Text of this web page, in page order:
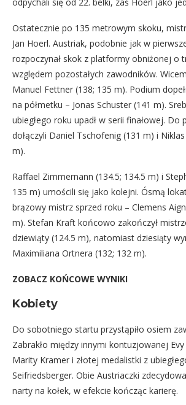
Ostatecznie po 135 metrowym skoku,
Jan Hoerl. Austriak, podobnie jak w
rozpoczynał skok z platformy obniżonej o
względem pozostałych zawodników.
Manuel Fettner (138; 135 m). Podium
na półmetku – Jonas Schuster (141 m).
ubiegłego roku upadł w serii finałowej. Do
dołączyli Daniel Tschofenig (131 m) i
m).
Raffael Zimmernann (134.5; 134.5 m) i
135 m) umościli się jako kolejni. Ósmą
brązowy mistrz sprzed roku – Clemens
m). Stefan Kraft końcowo zakończył
dziewiąty (124.5 m), natomiast dziesiąty
Maximiliana Ortnera (132; 132 m).
ZOBACZ KOŃCOWE WYNIKI
Kobiety
Do sobotniego startu przystąpiło osiem
Zabrakło między innymi kontuzjowanej
Marity Kramer i złotej medalistki z
Seifriedsberger. Obie Austriaczki
narty na kołek, w efekcie kończąc karierę.